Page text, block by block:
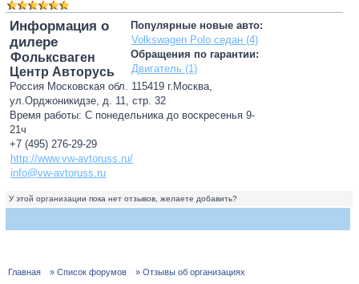
Популярные новые авто:
Volkswagen Polo седан (4)
Обращения по гарантии:
Двигатель (1)
Информация о
дилере
Фольксваген
Центр Авторусь
Россия Московская обл. 115419 г.Москва,
ул.Орджоникидзе, д. 11, стр. 32
Время работы: С понедельника до воскресенья 9-
21ч
+7 (495) 276-29-29
http://www.vw-avtoruss.ru/
info@vw-avtoruss.ru
У этой организации пока нет отзывов, желаете добавить?
Главная » Список форумов » Отзывы об организациях